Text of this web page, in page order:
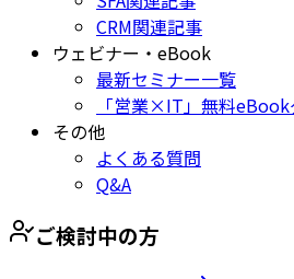
CRM関連記事
ウェビナー・eBook
最新セミナー一覧
「営業×IT」無料
その他
よくある質問
Q&A
ご検討中の方